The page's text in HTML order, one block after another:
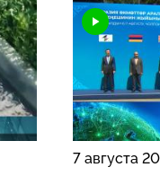
7 августа